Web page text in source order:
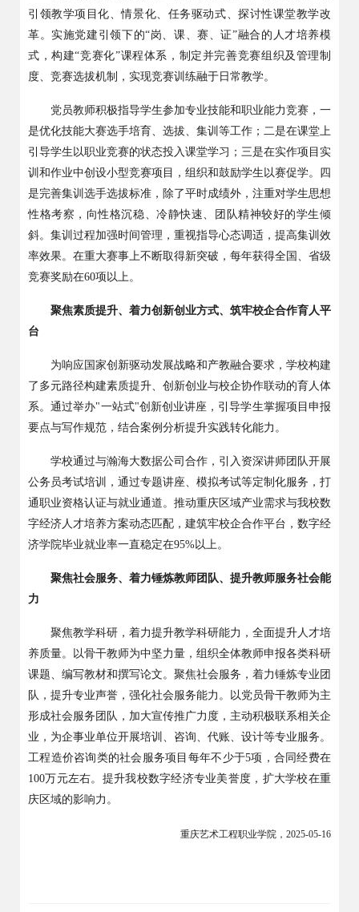
引领教学项目化、情景化、任务驱动式、探讨性课堂教学改
革。实施党建引领下的“岗、课、赛、证”融合的人才培养模
式，构建“竞赛化”课程体系，制定并完善竞赛组织及管理制
度、竞赛选拔机制，实现竞赛训练融于日常教学。
党员教师积极指导学生参加专业技能和职业能力竞赛，一
是优化技能大赛选手培育、选拔、集训等工作；二是在课堂上
引导学生以职业竞赛的状态投入课堂学习；三是在实作项目实
训和作业中创设小型竞赛项目，组织和鼓励学生以赛促学。四
是完善集训选手选拔标准，除了平时成绩外，注重对学生思想
性格考察，向性格沉稳、冷静快速、团队精神较好的学生倾
斜。集训过程加强时间管理，重视指导心态调适，提高集训效
率效果。在重大赛事上不断取得新突破，每年获得全国、省级
竞赛奖励在60项以上。
聚焦素质提升、着力创新创业方式、筑牢校企合作育人平
台
为响应国家创新驱动发展战略和产教融合要求，学校构建
了多元路径构建素质提升、创新创业与校企协作联动的育人体
系。通过举办"一站式"创新创业讲座，引导学生掌握项目申报
要点与写作规范，结合案例分析提升实践转化能力。
学校通过与瀚海大数据公司合作，引入资深讲师团队开展
公务员考试培训，通过专题讲座、模拟考试等定制化服务，打
通职业资格认证与就业通道。推动重庆区域产业需求与我校数
字经济人才培养方案动态匹配，建筑牢校企合作平台，数字经
济学院毕业就业率一直稳定在95%以上。
聚焦社会服务、着力锤炼教师团队、提升教师服务社会能
力
聚焦教学科研，着力提升教学科研能力，全面提升人才培
养质量。以骨干教师为中坚力量，组织全体教师申报各类科研
课题、编写教材和撰写论文。聚焦社会服务，着力锤炼专业团
队，提升专业声誉，强化社会服务能力。以党员骨干教师为主
形成社会服务团队，加大宣传推广力度，主动积极联系相关企
业，为企事业单位开展培训、咨询、代账、设计等专业服务。
工程造价咨询类的社会服务项目每年不少于5项，合同经费在
100万元左右。提升我校数字经济专业美誉度，扩大学校在重
庆区域的影响力。
重庆艺术工程职业学院， 2025-05-16